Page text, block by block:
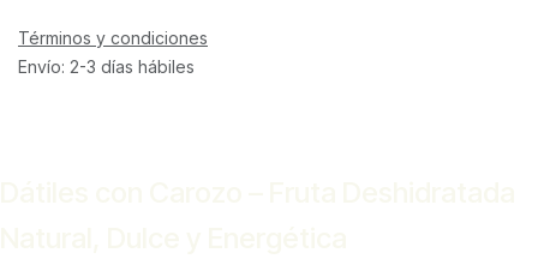
Términos y condiciones
Envío: 2-3 días hábiles